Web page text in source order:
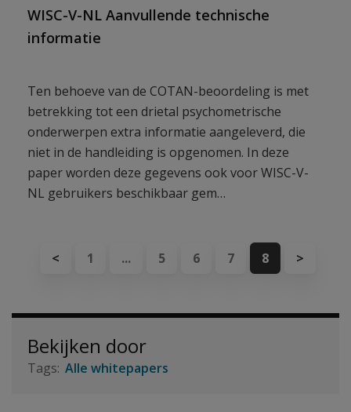
WISC-V-NL Aanvullende technische
informatie
Ten behoeve van de COTAN-beoordeling is met
betrekking tot een drietal psychometrische
onderwerpen extra informatie aangeleverd, die
niet in de handleiding is opgenomen. In deze
paper worden deze gegevens ook voor WISC-V-
NL gebruikers beschikbaar gem…
< 1 ... 5 6 7 8 >
Bekijken door
Alle whitepapers